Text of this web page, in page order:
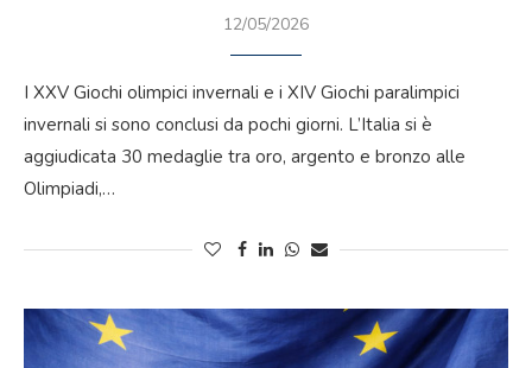
12/05/2026
I XXV Giochi olimpici invernali e i XIV Giochi paralimpici
invernali si sono conclusi da pochi giorni. L’Italia si è
aggiudicata 30 medaglie tra oro, argento e bronzo alle
Olimpiadi,…